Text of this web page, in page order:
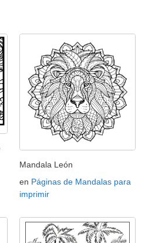
Mandala León
en Páginas de Mandalas para
imprimir